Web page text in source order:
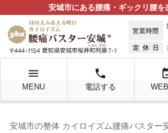
安城市にある腰痛・ギックリ腰を
menu
MENU
local_phone
電話する
安城市の整体 カイロイズム腰痛バスター